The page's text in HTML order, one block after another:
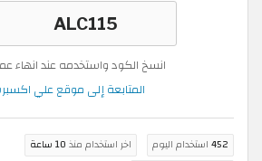
انسخ الكود واستخدمه عند انهاء
المتابعة إلى موقع علي
452 استخدام اليوم اخر استخدام منذ 10 ساعة